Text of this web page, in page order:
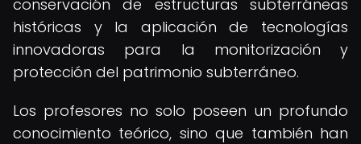
conservación de estructuras subterráneas
históricas y la aplicación de tecnologías
innovadoras para la monitorización y
protección del patrimonio subterráneo.
Los profesores no solo poseen un profundo
conocimiento teórico, sino que también han